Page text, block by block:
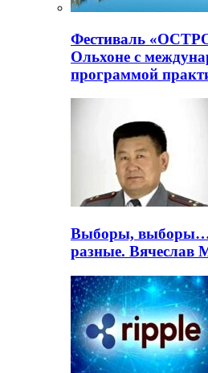
Фестиваль
Ольхоне с
программой
Выборы, выборы…
разные. Вячеслав